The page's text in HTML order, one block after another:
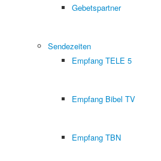
Gebetspartner
Sendezeiten
Empfang TELE 5
Empfang Bibel TV
Empfang TBN